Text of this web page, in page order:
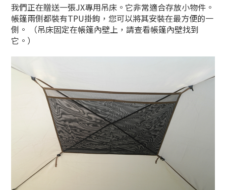
我們正在贈送一張JX專用吊床。它非常適合存放小物件。
帳篷兩側都裝有TPU掛鉤，您可以將其安裝在最方便的一
側。 （吊床固定在帳篷內壁上，請查看帳篷內壁找到
它。）